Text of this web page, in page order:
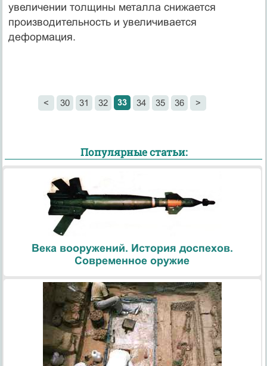
увеличении толщины металла снижается
производительность и увеличивается
деформация.
< 30 31 32 33 34 35 36 >
Популярные статьи:
Века вооружений. История доспехов.
Современное оружие